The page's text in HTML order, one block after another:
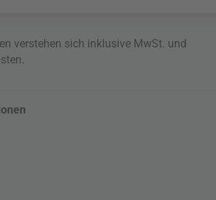
verstehen sich inklusive MwSt. und